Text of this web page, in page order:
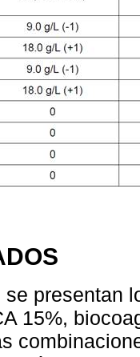
se presentan
15%,